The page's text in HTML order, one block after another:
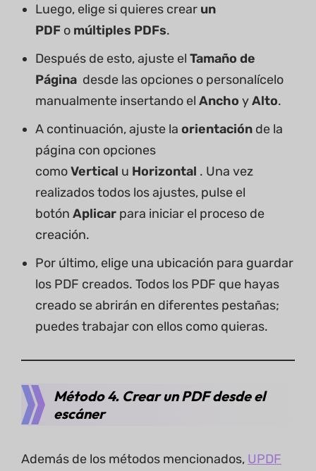
Luego, elige si quieres crear un
PDF o múltiples PDFs.
Después de esto, ajuste el Tamaño de
Página desde las opciones o personalícelo
manualmente insertando el Ancho yAlto.
A continuación, ajuste la orientación de la
página con opciones
comoVertical u Horizontal . Una vez
realizados todos los ajustes, pulse el
botón Aplicar para iniciar el proceso de
creación.
Por último, elige una ubicación para guardar
los PDF creados. Todos los PDF que hayas
creado se abrirán en diferentes pestañas;
puedes trabajar con ellos como quieras.
Método 4. Crear un PDF desde el
escáner
Además de los métodos mencionados, UPDF